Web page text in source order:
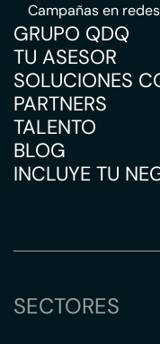
Campañas en
GRUPO QDQ
TU ASESOR
SOLUCIONES
PARTNERS
TALENTO
BLOG
INCLUYE TU
SECTORES